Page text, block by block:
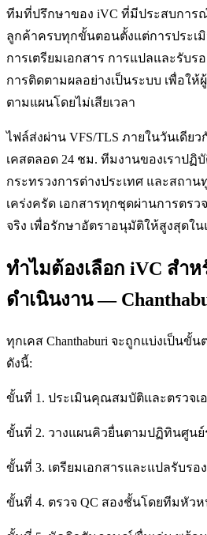
ทีมที่ปรึกษาของ iVC ที่มีประสบการณ์
ลูกค้าครบทุกขั้นตอนตั้งแต่การประเ
การเตรียมเอกสาร การแปลและรับร
การติดตามผลอย่างเป็นระบบ เพื่อให้
ตามแผนโดยไม่เสียเวลา
ไฟล์ส่งผ่าน VFS/TLS ภายในวันเดียว
เคสตลอด 24 ชม. ทีมงานของเราปฏิ
กระทรวงการต่างประเทศ และสถาน
เคร่งครัด เอกสารทุกชุดผ่านการตรว
จริง เพื่อรักษาอัตราอนุมัติให้สูงสุดใน
ทำไมต้องเลือก iVC สำ
ดำเนินงาน —
ทุกเคส Chanthaburi จะถูกแบ่งเป็นขั้
ดังนี้:
ขั้นที่ 1. ประเมินคุณสมบัติและตรวจเ
ขั้นที่ 2. วางแผนคิวยื่นตามปฏิทินศูนย์
ขั้นที่ 3. เตรียมเอกสารและแปลรับร
ขั้นที่ 4. ตรวจ QC สองชั้นโดยทีมหัวห